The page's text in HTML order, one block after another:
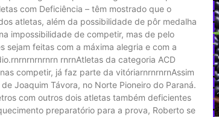
com Deficiência – têm mostrado que o
atletas, além da possibilidade de pôr medalha
impossibilidade de competir, mas de pelo
feitas com a máxima alegria e com a
rnrnAtletas da categoria ACD
competir, já faz parte da vitóriarnrnrnrnAssim
Joaquim Távora, no Norte Pioneiro do Paraná.
com outros dois atletas também deficientes
preparatório para a prova, Roberto se